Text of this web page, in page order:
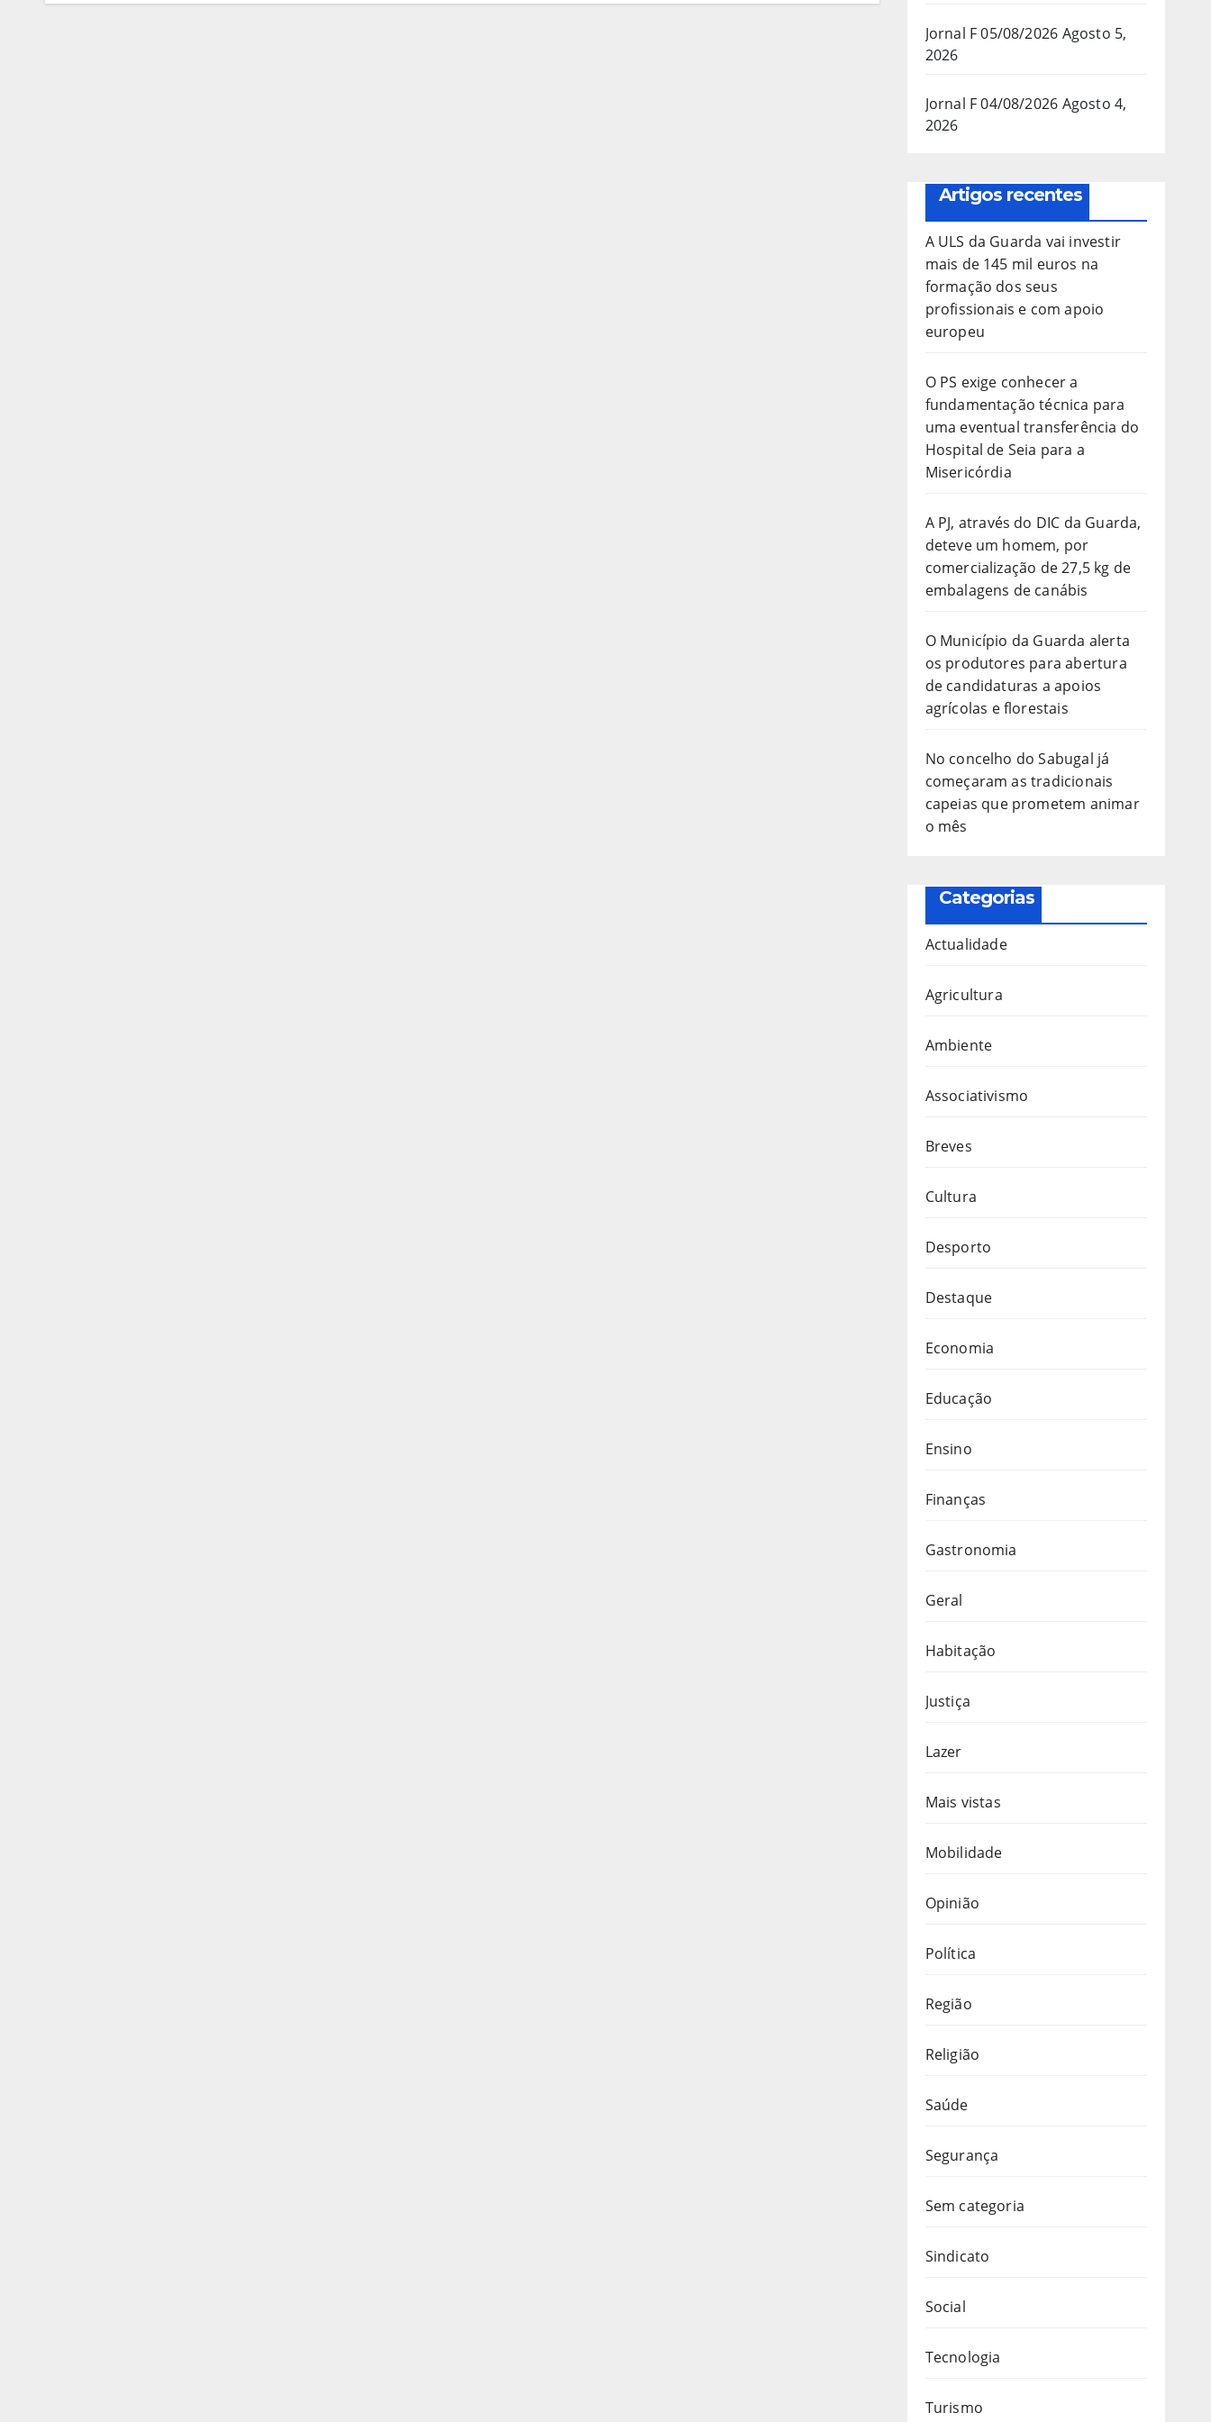
Jornal F 05/08/2026 Agosto 5,
2026
Jornal F 04/08/2026 Agosto 4,
2026
Artigos recentes
A ULS da Guarda vai investir
mais de 145 mil euros na
formação dos seus
profissionais e com apoio
europeu
O PS exige conhecer a
fundamentação técnica para
uma eventual transferência do
Hospital de Seia para a
Misericórdia
A PJ, através do DIC da Guarda,
deteve um homem, por
comercialização de 27,5 kg de
embalagens de canábis
O Município da Guarda alerta
os produtores para abertura
de candidaturas a apoios
agrícolas e florestais
No concelho do Sabugal já
começaram as tradicionais
capeias que prometem animar
o mês
Categorias
Actualidade
Agricultura
Ambiente
Associativismo
Breves
Cultura
Desporto
Destaque
Economia
Educação
Ensino
Finanças
Gastronomia
Geral
Habitação
Justiça
Lazer
Mais vistas
Mobilidade
Opinião
Política
Região
Religião
Saúde
Segurança
Sem categoria
Sindicato
Social
Tecnologia
Turismo